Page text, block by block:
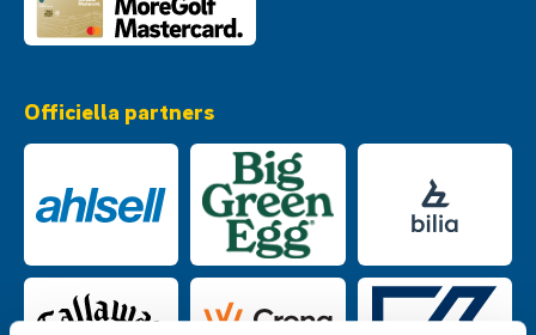
Officiella partners